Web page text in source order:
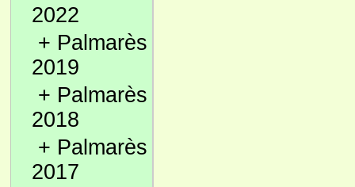
2022
+ Palmarès
2019
+ Palmarès
2018
+ Palmarès
2017